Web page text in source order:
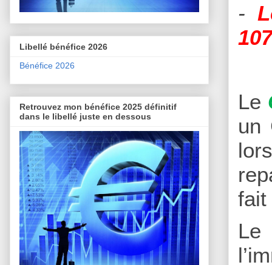
-
Le
un
fait
Le
Libellé bénéfice 2026
Bénéfice 2026
Retrouvez mon bénéfice 2025 définitif
dans le libellé juste en dessous